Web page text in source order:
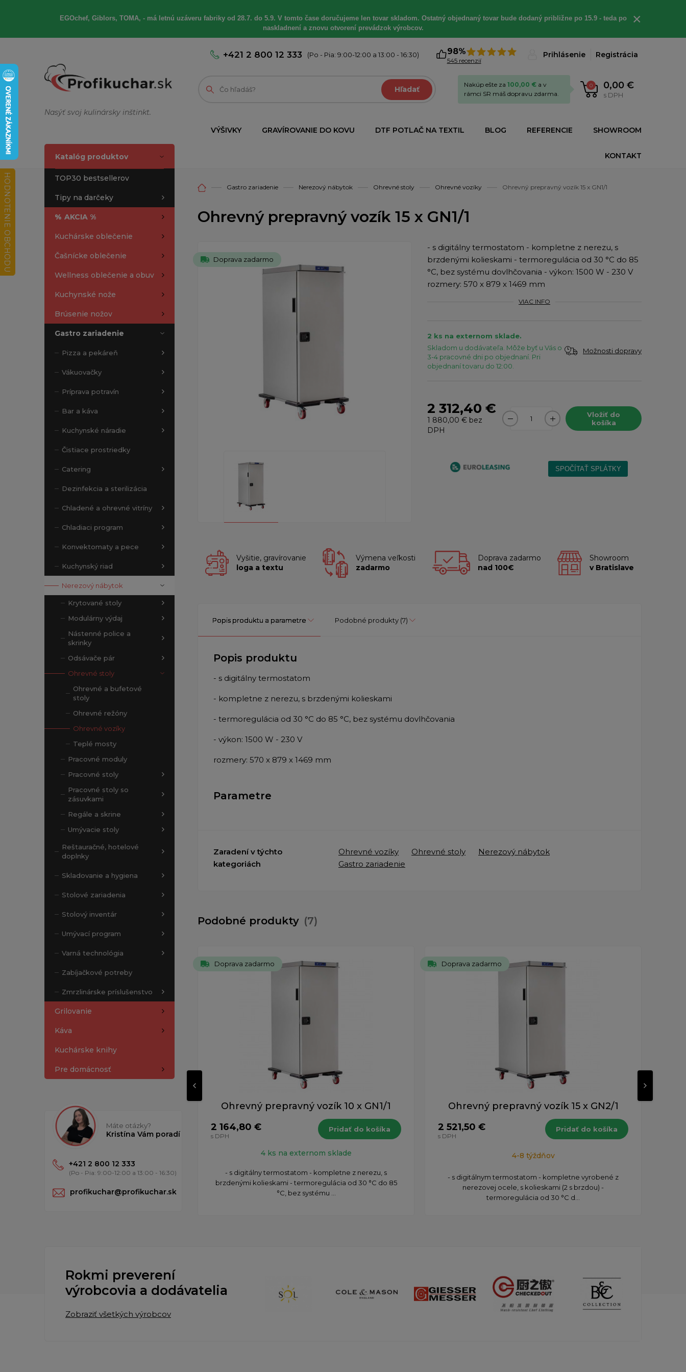
EGOchef, Giblors, TOMA, - má letnú uzáveru fabriky od 28.7. do 5.9. V tomto čase doručujeme len tovar skladom. Ostatný objednaný tovar bude dodaný približne po 15.9 - teda po
naskladnení a znovu otvorení prevádzok výrobcov.
×
Nasýť svoj kulinársky inštinkt.
+421 2 800 12 333 (Po - Pia: 9:00-12:00 a 13:00 - 16:30) 98%
545 recenzií
Prihlásenie Registrácia
Hľadať 0 0,00 €
s DPH
Nakúp ešte za 100,00 € a v
rámci SR máš dopravu zdarma.
VÝŠIVKY GRAVÍROVANIE DO KOVU DTF POTLAČ NA TEXTIL BLOG REFERENCIE SHOWROOM
KONTAKT
Katalóg produktov
TOP30 bestsellerov
Tipy na darčeky
% AKCIA %
Kuchárske oblečenie
Čašnícke oblečenie
Wellness oblečenie a obuv
Kuchynské nože
Brúsenie nožov
Gastro zariadenie
Pizza a pekáreň
Vákuovačky
Príprava potravín
Bar a káva
Kuchynské náradie
Čistiace prostriedky
Catering
Dezinfekcia a sterilizácia
Chladené a ohrevné vitríny
Chladiaci program
Konvektomaty a pece
Kuchynský riad
Nerezový nábytok
Krytované stoly
Modulárny výdaj
Nástenné police a
skrinky
Odsávače pár
Ohrevné stoly
Ohrevné a bufetové
stoly
Ohrevné režóny
Ohrevné vozíky
Teplé mosty
Pracovné moduly
Pracovné stoly
Pracovné stoly so
zásuvkami
Regále a skrine
Umývacie stoly
Reštauračné, hotelové
doplnky
Skladovanie a hygiena
Stolové zariadenia
Stolový inventár
Umývací program
Varná technológia
Zabíjačkové potreby
Zmrzlinárske príslušenstvo
Grilovanie
Káva
Kuchárske knihy
Pre domácnosť
Máte otázky?
Kristína Vám poradí
+421 2 800 12 333
(Po - Pia: 9:00-12:00 a 13:00 - 16:30)
profikuchar@profikuchar.sk
Gastro zariadenie Nerezový nábytok Ohrevné stoly Ohrevné vozíky Ohrevný prepravný vozík 15 x GN1/1
Ohrevný prepravný vozík 15 x GN1/1
Doprava zadarmo
- s digitálny termostatom - kompletne z nerezu, s
brzdenými kolieskami - termoregulácia od 30 °C do 85
°C, bez systému dovlhčovania - výkon: 1500 W - 230 V
rozmery: 570 x 879 x 1469 mm
VIAC INFO
2 ks na externom sklade.
Skladom u dodávateľa. Môže byť u Vás o
3-4 pracovné dni po objednaní. Pri
objednaní tovaru do 12:00.
Možnosti dopravy
2 312,40 €
1 880,00 € bez
DPH
Vložiť do
košíka
Vyšitie, gravírovanie
loga a textu
Výmena veľkosti
zadarmo
Doprava zadarmo
nad 100€
Showroom
v Bratislave
Popis produktu a parametre Podobné produkty (7)
Popis produktu
- s digitálny termostatom
- kompletne z nerezu, s brzdenými kolieskami
- termoregulácia od 30 °C do 85 °C, bez systému dovlhčovania
- výkon: 1500 W - 230 V
rozmery: 570 x 879 x 1469 mm
Parametre
Zaradení v týchto
kategoriách
Ohrevné vozíky Ohrevné stoly
Nerezový nábytok
Gastro zariadenie
Podobné produkty (7)
Doprava zadarmo
Ohrevný prepravný vozík 10 x GN1/1
2 164,80 €
s DPH
Pridať do košíka
4 ks na externom sklade
- s digitálny termostatom - kompletne z nerezu, s
brzdenými kolieskami - termoregulácia od 30 °C do 85
°C, bez systému ...
Doprava zadarmo
Ohrevný prepravný vozík 15 x GN2/1
2 521,50 €
s DPH
Pridať do košíka
4-8 týždňov
- s digitálnym termostatom - kompletne vyrobené z
nerezovej ocele, s kolieskami (2 s brzdou) -
termoregulácia od 30 °C d...
Rokmi preverení
výrobcovia a dodávatelia
Zobraziť všetkých výrobcov
HODNOTENIE OBCHODU